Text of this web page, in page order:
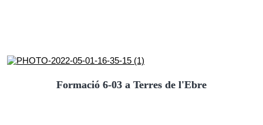
Formació 6-03 a Terres de l'Ebre